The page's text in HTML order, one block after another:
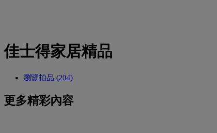
佳士得家居精品
瀏覽拍品 (204)
更多精彩內容